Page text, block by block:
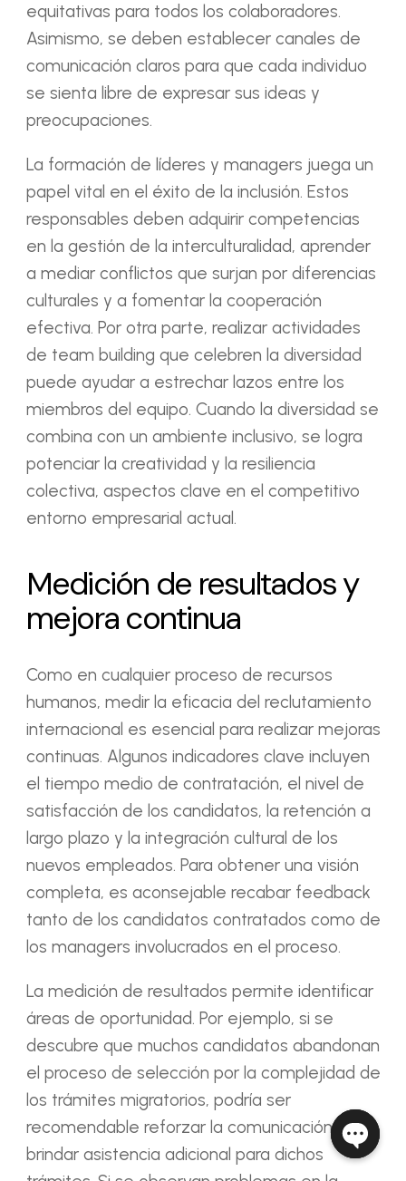
equitativas para todos los colaboradores.
Asimismo, se deben establecer canales de
comunicación claros para que cada individuo
se sienta libre de expresar sus ideas y
preocupaciones.
La formación de líderes y managers juega un
papel vital en el éxito de la inclusión. Estos
responsables deben adquirir competencias
en la gestión de la interculturalidad, aprender
a mediar conflictos que surjan por diferencias
culturales y a fomentar la cooperación
efectiva. Por otra parte, realizar actividades
de team building que celebren la diversidad
puede ayudar a estrechar lazos entre los
miembros del equipo. Cuando la diversidad se
combina con un ambiente inclusivo, se logra
potenciar la creatividad y la resiliencia
colectiva, aspectos clave en el competitivo
entorno empresarial actual.
Medición de resultados y
mejora continua
Como en cualquier proceso de recursos
humanos, medir la eficacia del reclutamiento
internacional es esencial para realizar mejoras
continuas. Algunos indicadores clave incluyen
el tiempo medio de contratación, el nivel de
satisfacción de los candidatos, la retención a
largo plazo y la integración cultural de los
nuevos empleados. Para obtener una visión
completa, es aconsejable recabar feedback
tanto de los candidatos contratados como de
los managers involucrados en el proceso.
La medición de resultados permite identificar
áreas de oportunidad. Por ejemplo, si se
descubre que muchos candidatos abandonan
el proceso de selección por la complejidad de
los trámites migratorios, podría ser
recomendable reforzar la comunicación o
brindar asistencia adicional para dichos